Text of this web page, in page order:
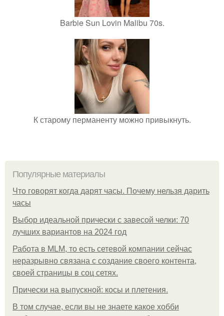
Barbie Sun Lovin Malibu 70s.
К старому перманенту можно привыкнуть.
Популярные материалы
Что говорят когда дарят часы. Почему нельзя дарить
часы
Выбор идеальной прически с завесой челки: 70
лучших вариантов на 2024 год
Работа в MLM, то есть сетевой компании сейчас
неразрывно связана с создание своего контента,
своей страницы в соц сетях.
Прически на выпускной: косы и плетения.
В том случае, если вы не знаете какое хобби